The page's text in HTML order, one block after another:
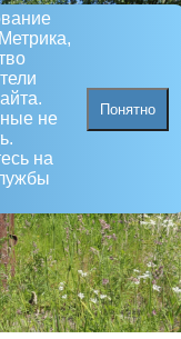
не
на
Понятно